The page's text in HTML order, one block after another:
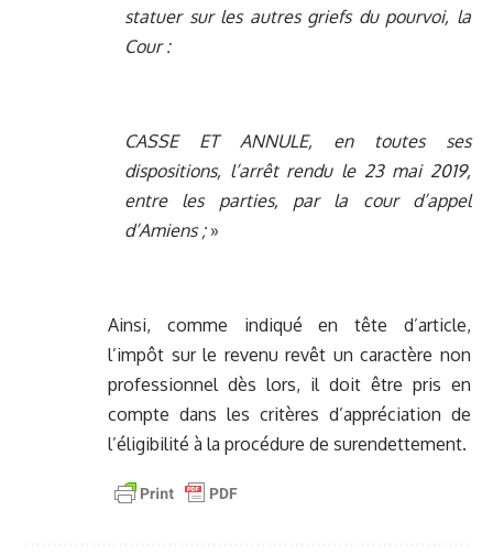
statuer sur les autres griefs du pourvoi, la
Cour :
CASSE ET ANNULE, en toutes ses
dispositions, l’arrêt rendu le 23 mai 2019,
entre les parties, par la cour d’appel
d’Amiens ;»
Ainsi, comme indiqué en tête d’article,
l’impôt sur le revenu revêt un caractère non
professionnel dès lors, il doit être pris en
compte dans les critères d’appréciation de
l’éligibilité à la procédure de surendettement.